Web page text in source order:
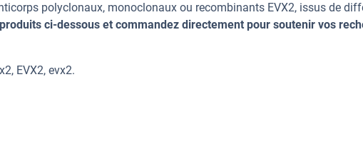
polyclonaux, monoclonaux ou recombinants EVX2, issus de
ci-dessous et commandez directement pour soutenir vos
EVX2, evx2.